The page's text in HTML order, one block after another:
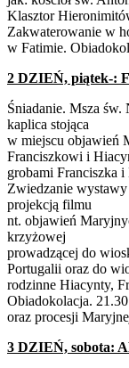
Klasztor
Zakwaterowanie w
w Fatimie.
2 DZIEŃ, piątek-:
Śniadanie. Msza św.
kaplica stojąca
w miejscu objawień
Franciszkowi i
grobami Franciszka
Zwiedzanie wystawy
projekcją filmu
nt. objawień
krzyżowej
prowadzącej do
Portugalii oraz do
rodzinne Hiacynty,
Obiadokolacja.
oraz procesji
3 DZIEŃ, sobota: